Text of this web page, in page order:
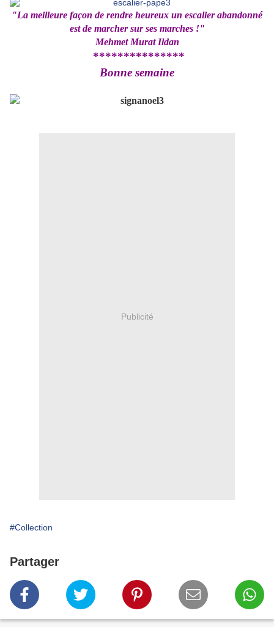
"La meilleure façon de rendre heureux un escalier abandonné
est de marcher sur ses marches !"
Mehmet Murat Ildan
***************
Bonne semaine
Publicité
#Collection
Partager